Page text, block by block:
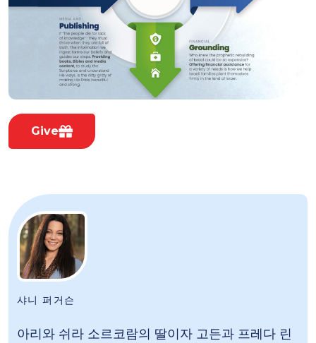
Give
샤니 퍼거슨
아리와 쉬라 소르코람의 딸이자 고든과 프레다 린